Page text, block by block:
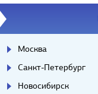
Москва
Санкт-Петербург
Новосибирск